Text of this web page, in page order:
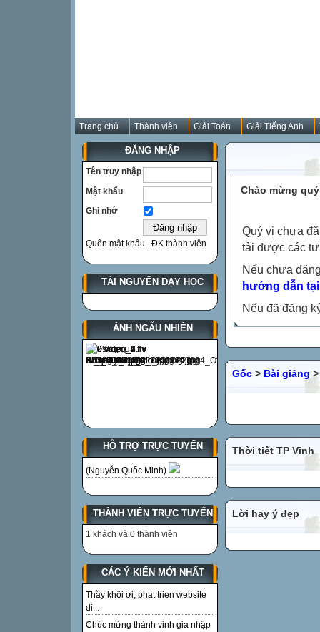
Trang chủ Thành viên Giải Toán Giải Tiếng Anh
ĐĂNG NHẬP
Tên truy nhập
Mật khẩu
Ghi nhớ
Quên mật khẩu ĐK thành viên
TÀI NGUYÊN DẠY HỌC
ẢNH NGẪU NHIÊN
HỖ TRỢ TRỰC TUYẾN
(Nguyễn Quốc Minh)
THÀNH VIÊN TRỰC TUYẾN
1 khách và 0 thành viên
CÁC Ý KIẾN MỚI NHẤT
Thầy khôi ơi, phat trien website
di...
Chúc mừng thành vinh gia nhập
Chào mừng
Quý vị chưa
tải được các
Nếu chưa
hướng dẫn
Nếu đã đăng
Gốc > Bài giảng
Thời tiết TP Vinh
Lời hay ý đẹp